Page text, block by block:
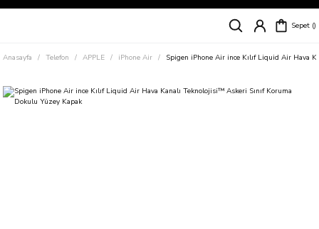
Siparişleriniz
Süper İndirimli Fiyatlar
Sepet
Anasayfa Telefon APPLE iPhone Air Spigen iPhone Air ince Kılıf Liquid Air Hava